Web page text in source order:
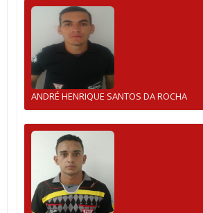
ANDRÉ HENRIQUE SANTOS DA ROCHA